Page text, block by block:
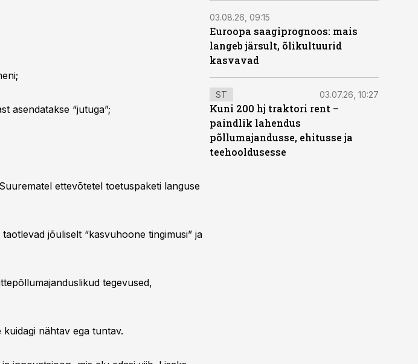
asendatakse “jutuga”;
03.08.26, 09:15
Euroopa saagiprognoos: mais
langeb järsult, õlikultuurid
kasvavad
ST 03.07.26, 10:27
Kuni 200 hj traktori rent –
paindlik lahendus
põllumajandusse, ehitusse ja
teehooldusesse
ettevõtetel toetuspaketi languse
jõuliselt “kasvuhoone tingimusi” ja
tegevused,
nähtav ega tuntav.